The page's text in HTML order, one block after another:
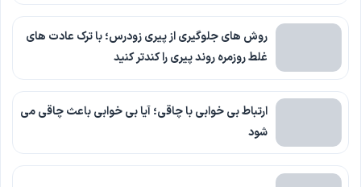
روش های جلوگیری از پیری زودرس؛ با ترک عادت های
غلط روزمره روند پیری را کندتر کنید
ارتباط بی خوابی با چاقی؛ آیا بی خوابی باعث چاقی می
شود